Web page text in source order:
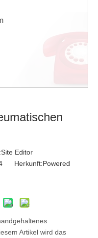
Editor
Herkunft:Powered
Artikel wird das